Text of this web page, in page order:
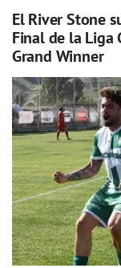
El River Stone
Final de la Liga
Grand Winner